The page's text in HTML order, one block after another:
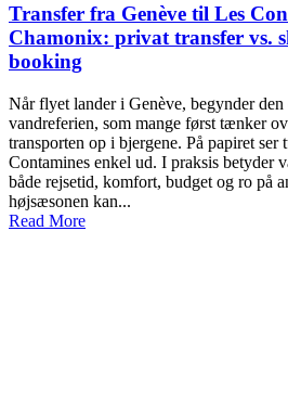
Transfer fra Genève til Les
Chamonix: privat transfer vs.
booking
Når flyet lander i Genève, begynder
vandreferien, som mange først tænker
transporten op i bjergene. På papiret
Contamines enkel ud. I praksis betyder
både rejsetid, komfort, budget og ro på
højsæsonen kan...
Read More